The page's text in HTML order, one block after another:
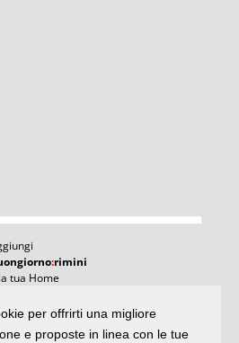
:rimini
tua Home
: il meglio di buongiornoRimini
per offrirti una migliore
e proposte in linea con le tue